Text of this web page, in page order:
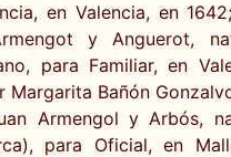
en Valencia, en
y Anguerot,
para Familiar, en
Margarita Bañón
Armengol y Arbós,
para Oficial, en